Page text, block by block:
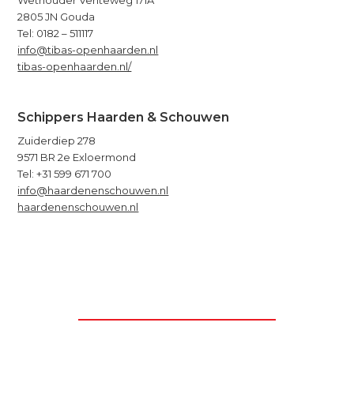
2805 JN Gouda
Tel: 0182 – 511117
info@tibas-openhaarden.nl
tibas-openhaarden.nl/
Schippers Haarden & Schouwen
Zuiderdiep 278
9571 BR 2e Exloermond
Tel: +31 599 671 700
info@haardenenschouwen.nl
haardenenschouwen.nl